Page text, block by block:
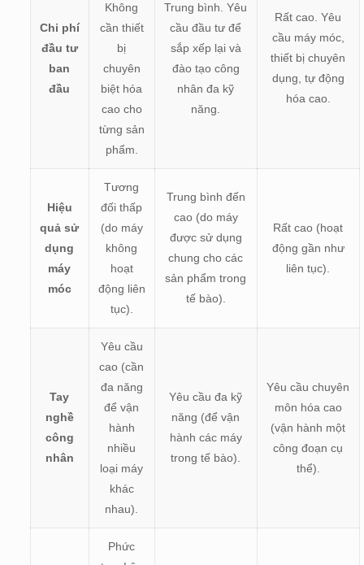
Chi phí
đầu tư
ban
đầu
Không
cần thiết
bị
chuyên
biệt hóa
cao cho
từng sản
phẩm.
Trung bình. Yêu
cầu đầu tư để
sắp xếp lại và
đào tạo công
nhân đa kỹ
năng.
Rất cao. Yêu
cầu máy móc,
thiết bị chuyên
dụng, tự động
hóa cao.
Hiệu
quả sử
dụng
máy
móc
Tương
đối thấp
(do máy
không
hoạt
động liên
tục).
Trung bình đến
cao (do máy
được sử dụng
chung cho các
sản phẩm trong
tế bào).
Rất cao (hoạt
động gần như
liên tục).
Tay
nghề
công
nhân
Yêu cầu
cao (cần
đa năng
để vận
hành
nhiều
loại máy
khác
nhau).
Yêu cầu đa kỹ
năng (để vận
hành các máy
trong tế bào).
Yêu cầu chuyên
môn hóa cao
(vận hành một
công đoạn cụ
thể).
Phức